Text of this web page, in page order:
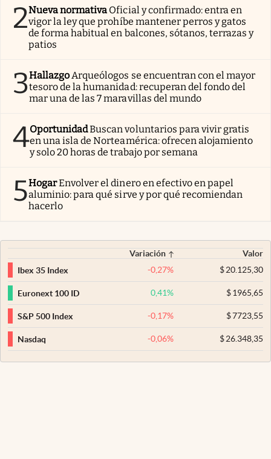
2Nueva normativa Oficial y confirmado: entra en
vigor la ley que prohíbe mantener perros y gatos
de forma habitual en balcones, sótanos, terrazas y
patios
3HallazgoArqueólogos se encuentran con el mayor
tesoro de la humanidad: recuperan del fondo del
mar una de las 7 maravillas del mundo
4OportunidadBuscan voluntarios para vivir gratis
en una isla de Norteamérica: ofrecen alojamiento
y solo 20 horas de trabajo por semana
5HogarEnvolver el dinero en efectivo en papel
aluminio: para qué sirve y por qué recomiendan
hacerlo
Variación
Valor
Ibex 35 Index
-0,27% $20.125,30
Euronext 100 ID 0,41% $1965,65
S&P 500 Index -0,17% $7723,55
Nasdaq -0,06% $26.348,35